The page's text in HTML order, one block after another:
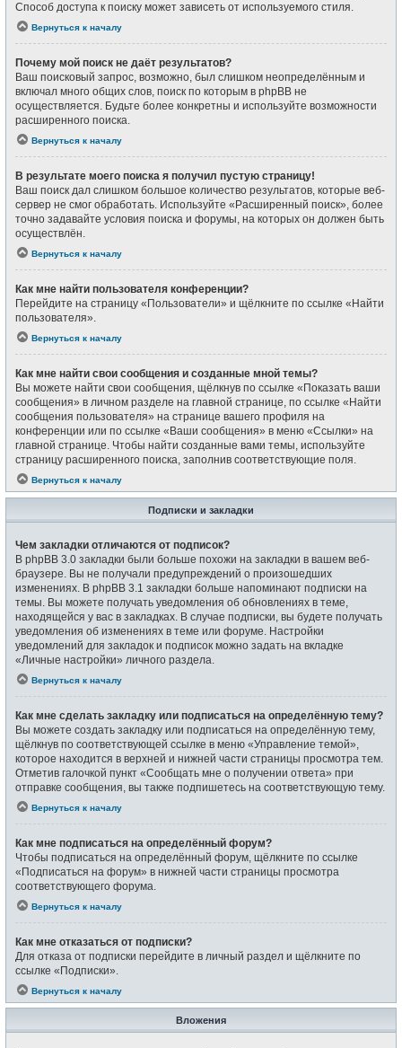
Способ доступа к поиску может зависеть от используемого стиля.
Вернуться к началу
Почему мой поиск не даёт результатов?
Ваш поисковый запрос, возможно, был слишком неопределённым и
включал много общих слов, поиск по которым в phpBB не
осуществляется. Будьте более конкретны и используйте возможности
расширенного поиска.
Вернуться к началу
В результате моего поиска я получил пустую страницу!
Ваш поиск дал слишком большое количество результатов, которые веб-
сервер не смог обработать. Используйте «Расширенный поиск», более
точно задавайте условия поиска и форумы, на которых он должен быть
осуществлён.
Вернуться к началу
Как мне найти пользователя конференции?
Перейдите на страницу «Пользователи» и щёлкните по ссылке «Найти
пользователя».
Вернуться к началу
Как мне найти свои сообщения и созданные мной темы?
Вы можете найти свои сообщения, щёлкнув по ссылке «Показать ваши
сообщения» в личном разделе на главной странице, по ссылке «Найти
сообщения пользователя» на странице вашего профиля на
конференции или по ссылке «Ваши сообщения» в меню «Ссылки» на
главной странице. Чтобы найти созданные вами темы, используйте
страницу расширенного поиска, заполнив соответствующие поля.
Вернуться к началу
Подписки и закладки
Чем закладки отличаются от подписок?
В phpBB 3.0 закладки были больше похожи на закладки в вашем веб-
браузере. Вы не получали предупреждений о произошедших
изменениях. В phpBB 3.1 закладки больше напоминают подписки на
темы. Вы можете получать уведомления об обновлениях в теме,
находящейся у вас в закладках. В случае подписки, вы будете получать
уведомления об изменениях в теме или форуме. Настройки
уведомлений для закладок и подписок можно задать на вкладке
«Личные настройки» личного раздела.
Вернуться к началу
Как мне сделать закладку или подписаться на определённую тему?
Вы можете создать закладку или подписаться на определённую тему,
щёлкнув по соответствующей ссылке в меню «Управление темой»,
которое находится в верхней и нижней части страницы просмотра тем.
Отметив галочкой пункт «Сообщать мне о получении ответа» при
отправке сообщения, вы также подпишетесь на соответствующую тему.
Вернуться к началу
Как мне подписаться на определённый форум?
Чтобы подписаться на определённый форум, щёлкните по ссылке
«Подписаться на форум» в нижней части страницы просмотра
соответствующего форума.
Вернуться к началу
Как мне отказаться от подписки?
Для отказа от подписки перейдите в личный раздел и щёлкните по
ссылке «Подписки».
Вернуться к началу
Вложения